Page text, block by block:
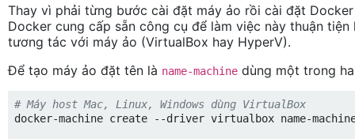
Thay vì phải từng bước cài đặt máy ảo rồi cài đặt
Docker cung cấp sẵn công cụ để làm việc này thuận
tương tác với máy ảo (VirtualBox hay HyperV).
Để tạo máy ảo đặt tên là name-machine dùng một trong
# Máy host Mac, Linux, Windows dùng VirtualBox
docker-machine create --driver virtualbox name-